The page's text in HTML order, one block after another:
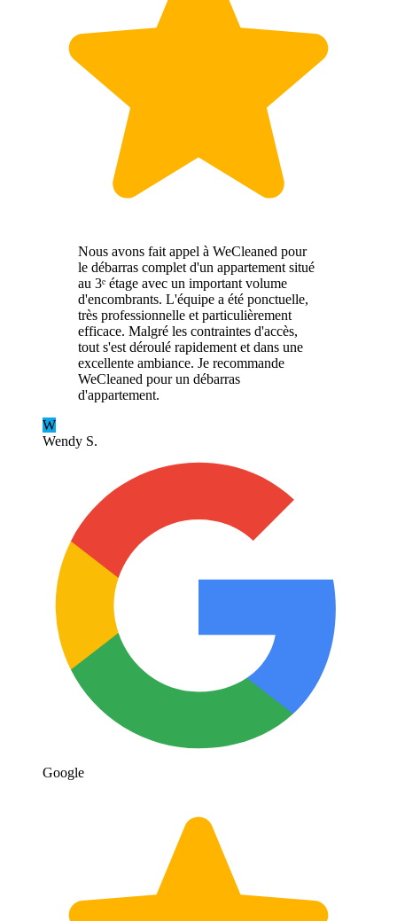
Nous avons fait appel à WeCleaned pour
le débarras complet d'un appartement situé
au 3ᵉ étage avec un important volume
d'encombrants. L'équipe a été ponctuelle,
très professionnelle et particulièrement
efficace. Malgré les contraintes d'accès,
tout s'est déroulé rapidement et dans une
excellente ambiance. Je recommande
WeCleaned pour un débarras
d'appartement.
W
Wendy S.
Google